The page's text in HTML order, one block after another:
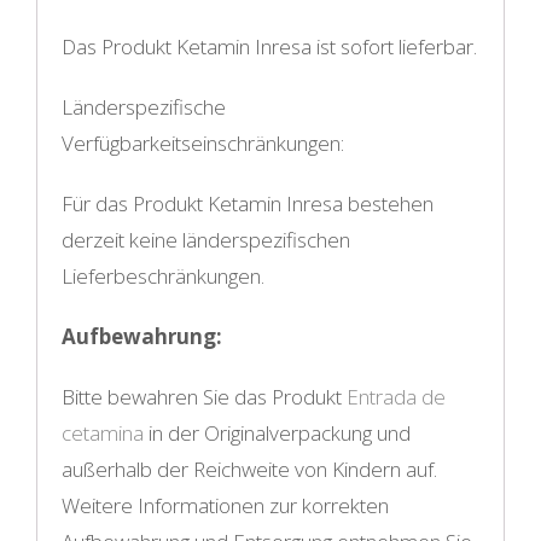
Das Produkt Ketamin Inresa ist sofort lieferbar.
Länderspezifische
Verfügbarkeitseinschränkungen:
Für das Produkt Ketamin Inresa bestehen
derzeit keine länderspezifischen
Lieferbeschränkungen.
Aufbewahrung:
Bitte bewahren Sie das Produkt Entrada de
cetamina in der Originalverpackung und
außerhalb der Reichweite von Kindern auf.
Weitere Informationen zur korrekten